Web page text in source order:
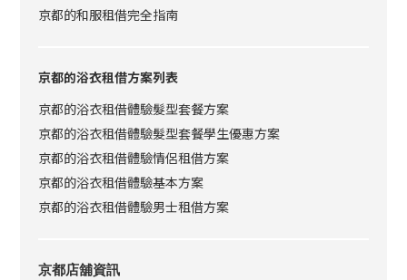
京都的和服租借完全指南
京都的浴衣租借方案列表
京都的浴衣租借體驗髮型套餐方案
京都的浴衣租借體驗髮型套餐學生優惠方案
京都的浴衣租借體驗情侶租借方案
京都的浴衣租借體驗基本方案
京都的浴衣租借體驗男士租借方案
京都店舖資訊